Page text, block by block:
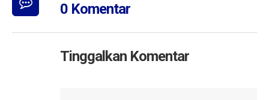
0 Komentar
Tinggalkan Komentar